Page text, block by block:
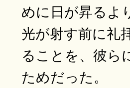
めに日が昇るよ
光が射す前に礼
ることを、彼ら
ためだった。